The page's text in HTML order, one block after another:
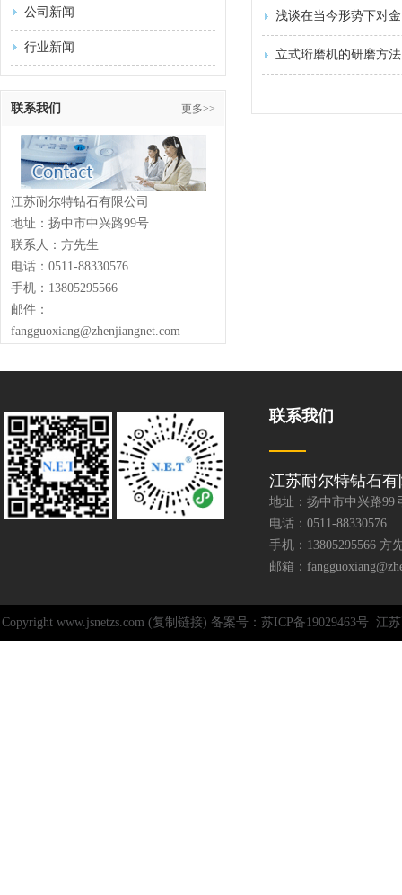
公司新闻
行业新闻
联系我们 更多>>
江苏耐尔特钻石有限公司
地址：扬中市中兴路99号
联系人：方先生
电话：0511-88330576
手机：13805295566
邮件：
fangguoxiang@zhenjiangnet.com
浅谈在当今形势下对
立式珩磨机的研磨方法
联系我们
江苏耐尔特钻石
地址：扬中市中兴路99
电话：0511-88330576
手机：13805295566 方
邮箱：
Copyright www.jsnetzs.com (复制链接) 备案号：苏ICP备19029463号 江